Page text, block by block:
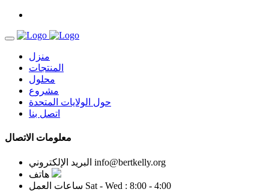
منزل
المنتجات
محلول
مشروع
حول الولايات المتحدة
اتصل بنا
معلومات الاتصال
البريد الإلكتروني info@bertkelly.org
هاتف
ساعات العمل Sat - Wed : 8:00 - 4:00